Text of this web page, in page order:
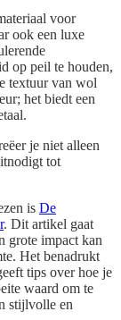
voor
ook een luxe
op peil te houden,
textuur van wol
het biedt een
je niet alleen
tot
is De
. Dit artikel gaat
grote impact kan
Het benadrukt
tips over hoe je
waard om te
stijlvolle en